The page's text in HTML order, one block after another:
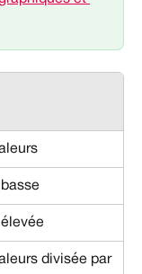
divisée par